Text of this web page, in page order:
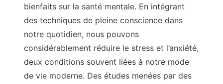
bienfaits sur la santé mentale. En intégrant
des techniques de pleine conscience dans
notre quotidien, nous pouvons
considérablement réduire le stress et l’anxiété,
deux conditions souvent liées à notre mode
de vie moderne. Des études menées par des